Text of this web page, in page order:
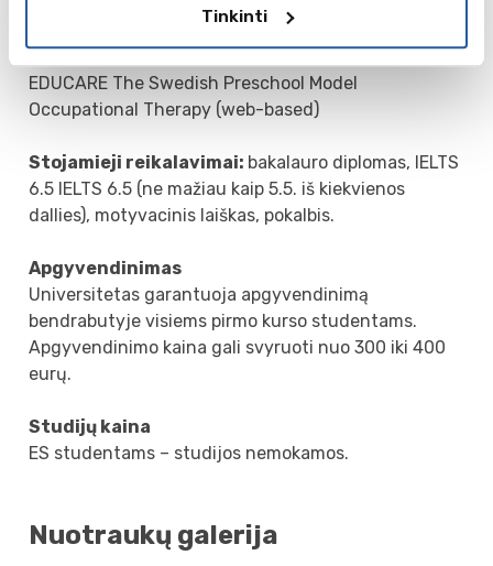
Tinkinti
Interventions in Childhood
EDUCARE The Swedish Preschool Model
Occupational Therapy (web-based)
Stojamieji reikalavimai: bakalauro diplomas, IELTS
6.5 IELTS 6.5 (ne mažiau kaip 5.5. iš kiekvienos
dallies), motyvacinis laiškas, pokalbis.
Apgyvendinimas
Universitetas garantuoja apgyvendinimą
bendrabutyje visiems pirmo kurso studentams.
Apgyvendinimo kaina gali svyruoti nuo 300 iki 400
eurų.
Studijų kaina
ES studentams – studijos nemokamos.
Nuotraukų galerija